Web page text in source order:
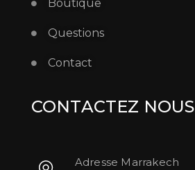
Boutique
Questions
Contact
CONTACTEZ NOUS
Adresse Marrakech